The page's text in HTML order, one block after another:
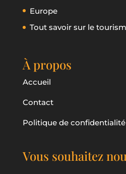
Europe
Tout savoir sur le
À propos
Accueil
Contact
Politique de confidentialité
Vous souhaitez